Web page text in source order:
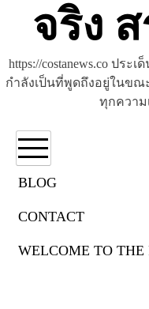
จริง
https://costanews.co ประ
กำลังเป็นที่พูดถึงอยู่ในขณ
ทุกความ
BLOG
CONTACT
WELCOME TO
หมวดหมู่: